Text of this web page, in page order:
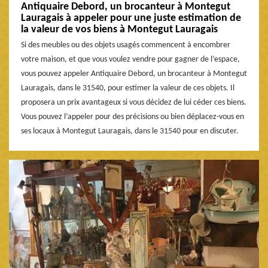
Antiquaire Debord, un brocanteur à Montegut
Lauragais à appeler pour une juste estimation de
la valeur de vos biens à Montegut Lauragais
Si des meubles ou des objets usagés commencent à encombrer
votre maison, et que vous voulez vendre pour gagner de l’espace,
vous pouvez appeler Antiquaire Debord, un brocanteur à Montegut
Lauragais, dans le 31540, pour estimer la valeur de ces objets. Il
proposera un prix avantageux si vous décidez de lui céder ces biens.
Vous pouvez l’appeler pour des précisions ou bien déplacez-vous en
ses locaux à Montegut Lauragais, dans le 31540 pour en discuter.